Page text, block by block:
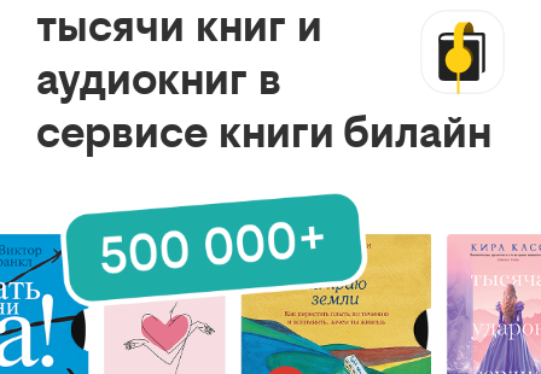
тысячи книг и
аудиокниг в
сервисе книги билайн